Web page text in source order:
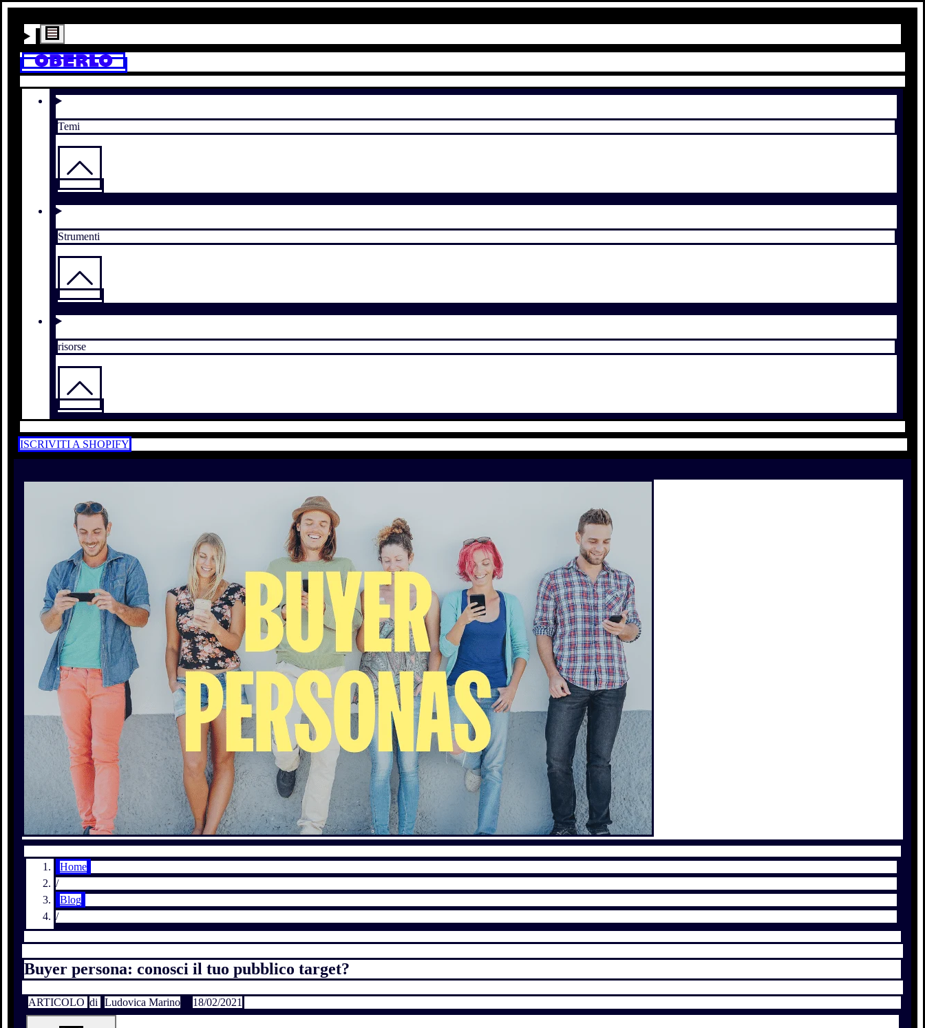
Temi
Strumenti
risorse
ISCRIVITI A SHOPIFY
Home
/
Blog
/
Buyer persona: conosci il tuo pubblico target?
ARTICOLO di Ludovica Marino 18/02/2021